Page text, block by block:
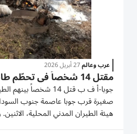
عرب وعالم27 أبريل 2026
مقتل 14 شخصاً في تحطّم طائرة قرب جوبا
جوبا-أ ف ب قتل 14 شخصاً
صغيرة قرب جوبا عاصمة جنوب
هيئة الطيران المدني المحلية،
المدني في جنوب السودان في بيان،